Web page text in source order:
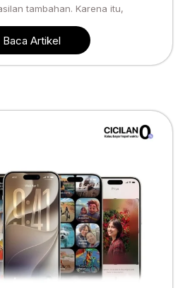
tambahan. Karena itu,
Baca Artikel